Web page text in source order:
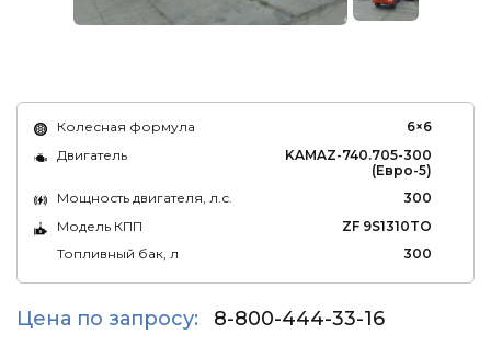
Колесная формула
6×6
Двигатель
KAMAZ-740.705-300
(Евро-5)
Мощность двигателя, л.с.
300
Модель КПП
ZF 9S1310TO
Топливный бак, л
300
Цена по запросу: 8-800-444-33-16